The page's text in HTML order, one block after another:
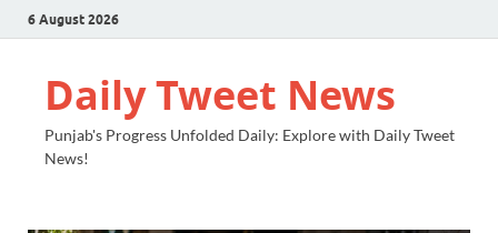
6 August 2026
Daily Tweet News
Punjab's Progress Unfolded Daily: Explore with Daily Tweet
News!